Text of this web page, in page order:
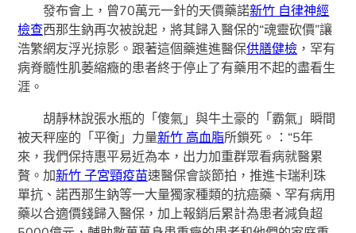
發布會上，曾70萬元一針的天價藥諾新竹 自律神經
檢查西那生鈉再次被說起，將其歸入醫保的“魂靈砍價”讓
浩繁網友浮光掠影。跟著這個藥進進醫保供膳健檢 ，罕有
病脊髓性肌萎縮癥的患者終于停止了有藥用不起的盡看生
涯。
胡靜林說張水瓶的「傻氣」與牛土豪的「霸氣」瞬間
被天秤座的「平衡」力量新竹 高血脂所鎖死。：“5年
來，我們保持惠平易近為本，出力加重群眾看病就醫累
贅。加新竹 子宮頸疫苗速醫保會談節拍，推進卡瑞利珠
單抗、諾西那生鈉等一大量獨家種類的抗癌藥、罕有病用
藥以合適價錢歸入醫保，加上報銷后累計為患者減負超